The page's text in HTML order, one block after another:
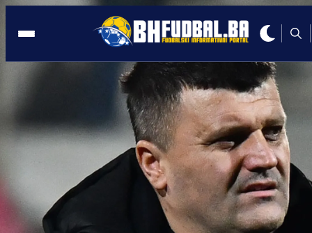
SRBIJA
14:48, 11.05.2025